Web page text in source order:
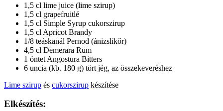
1,5 cl lime juice (lime szirup)
1,5 cl grapefruitlé
1,5 cl Simple Syrup cukorszirup
1,5 cl Apricot Brandy
1/8 teáskanál Pernod (ánizslikőr)
4,5 cl Demerara Rum
1 öntet Angostura Bitters
6 uncia (kb. 180 g) tört jég, az összekeveréshez
Lime szirup és cukorszirup készítése
Elkészítés: